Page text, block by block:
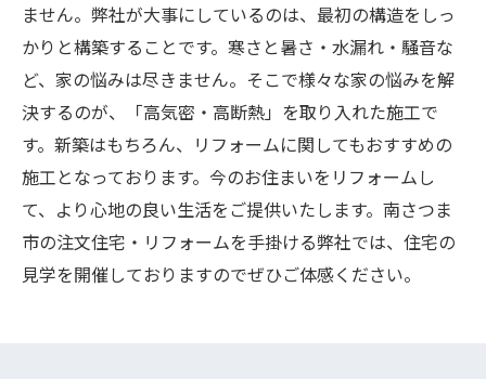
ません。弊社が大事にしているのは、最初の構造をしっ
かりと構築することです。寒さと暑さ・水漏れ・騒音な
ど、家の悩みは尽きません。そこで様々な家の悩みを解
決するのが、「高気密・高断熱」を取り入れた施工で
す。新築はもちろん、リフォームに関してもおすすめの
施工となっております。今のお住まいをリフォームし
て、より心地の良い生活をご提供いたします。南さつま
市の注文住宅・リフォームを手掛ける弊社では、住宅の
見学を開催しておりますのでぜひご体感ください。